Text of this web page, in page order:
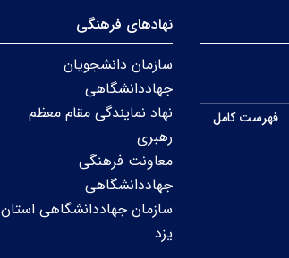
فهرست کامل
نهادهای فرهنگی
سازمان دانشجویان
جهاددانشگاهی
نهاد نمایندگی مقام معظم
رهبری
معاونت فرهنگی
جهاددانشگاهی
سازمان جهاددانشگاهی استان
یزد